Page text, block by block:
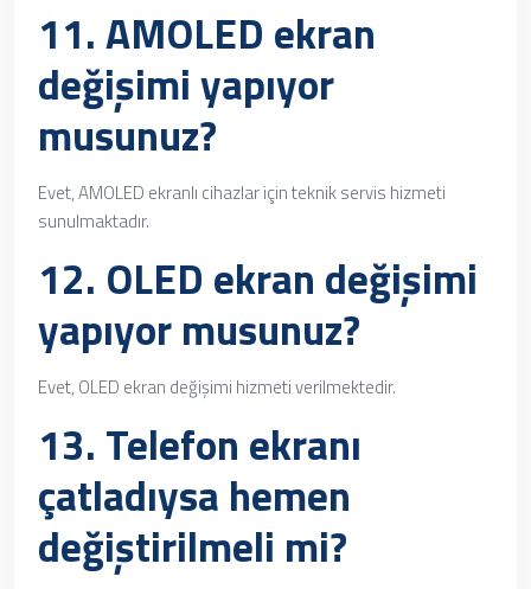
11. AMOLED ekran
değişimi yapıyor
musunuz?
Evet, AMOLED ekranlı cihazlar için teknik servis hizmeti
sunulmaktadır.
12. OLED ekran değişimi
yapıyor musunuz?
Evet, OLED ekran değişimi hizmeti verilmektedir.
13. Telefon ekranı
çatladıysa hemen
değiştirilmeli mi?